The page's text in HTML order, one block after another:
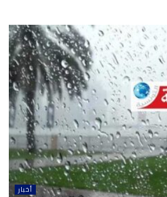
أخبار